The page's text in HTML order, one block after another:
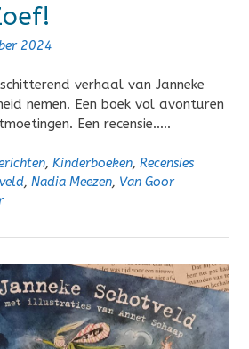
2024
verhaal van Janneke
nemen. Een boek vol avonturen
Een recensie…..
, Kinderboeken, Recensies
, Nadia Meezen, Van Goor